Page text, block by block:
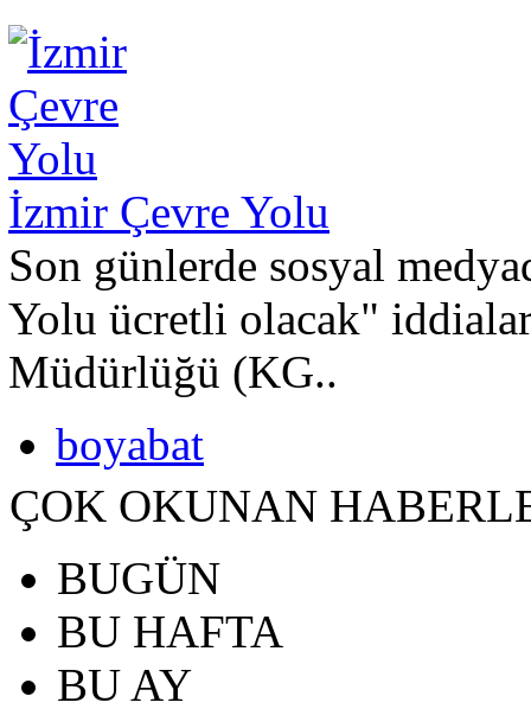
İzmir Çevre Yolu
Son günlerde sosyal
Yolu ücretli olacak"
Müdürlüğü (KG..
boyabat
ÇOK OKUNAN
BUGÜN
BU HAFTA
BU AY